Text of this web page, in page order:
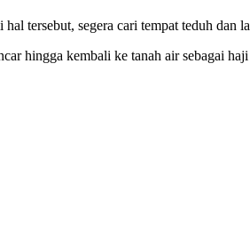
tersebut, segera cari tempat teduh dan
hingga kembali ke tanah air sebagai